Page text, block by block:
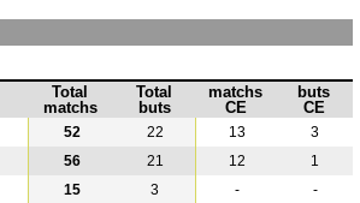
Total
matchs
Total
buts
matchs
CE
buts
CE
52 22 13
3
56 21 12
1
15 3 -
-